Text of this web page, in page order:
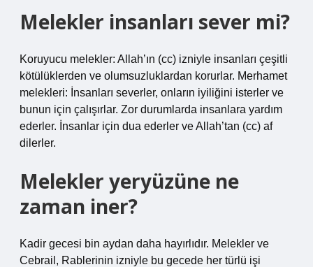
Melekler insanları sever mi?
Koruyucu melekler: Allah’ın (cc) izniyle insanları çeşitli
kötülüklerden ve olumsuzluklardan korurlar. Merhamet
melekleri: İnsanları severler, onların iyiliğini isterler ve
bunun için çalışırlar. Zor durumlarda insanlara yardım
ederler. İnsanlar için dua ederler ve Allah’tan (cc) af
dilerler.
Melekler yeryüzüne ne
zaman iner?
Kadir gecesi bin aydan daha hayırlıdır. Melekler ve
Cebrail, Rablerinin izniyle bu gecede her türlü işi